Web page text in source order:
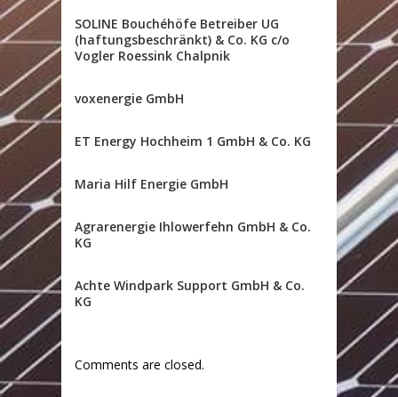
SOLINE Bouchéhöfe Betreiber UG
(haftungsbeschränkt) & Co. KG c/o
Vogler Roessink Chalpnik
voxenergie GmbH
ET Energy Hochheim 1 GmbH & Co. KG
Maria Hilf Energie GmbH
Agrarenergie Ihlowerfehn GmbH & Co.
KG
Achte Windpark Support GmbH & Co.
KG
Comments are closed.